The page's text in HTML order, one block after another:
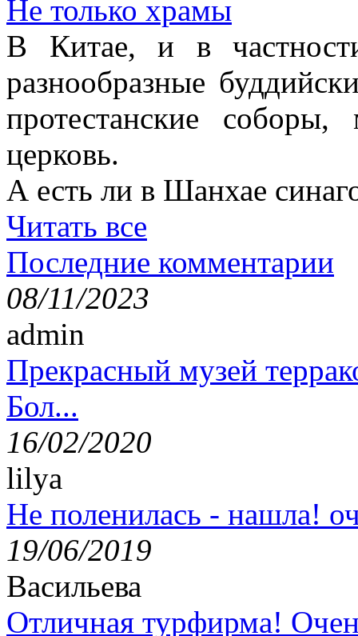
Не только храмы
В Китае, и в
разнообразные
протестанские
церковь.
А есть ли в Шанхае
Читать все
Последние комментарии
08/11/2023
admin
Прекрасный музей
Бол...
16/02/2020
lilya
Не поленилась - нашла!
19/06/2019
Васильева
Отличная турфирма!